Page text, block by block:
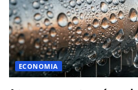
ECONOMIA